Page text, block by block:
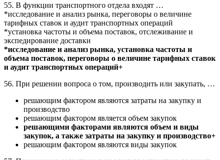
55. В функции транспортного отдела входят …
*исследование и анализ рынка, переговоры о величине
тарифных ставок и аудит транспортных операций
*установка частоты и объема поставок, отслеживание и
экспедирование доставки
*исследование и анализ рынка, установка частоты и
объема поставок, переговоры о величине тарифных ставок
и аудит транспортных операций+
56. При решении вопроса о том, производить или закупать, …
решающим фактором являются затраты на закупку и
производство
решающим фактором является объем закупок
решающими факторами являются объем и виды
закупок, а также затраты на закупку и производство+
решающим фактором являются виды закупок